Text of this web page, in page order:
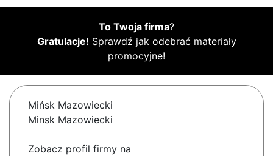
To Twoja firma?
Gratulacje! Sprawdź jak odebrać materiały
promocyjne!
Mińsk Mazowiecki
Minsk Mazowiecki
Zobacz profil firmy na